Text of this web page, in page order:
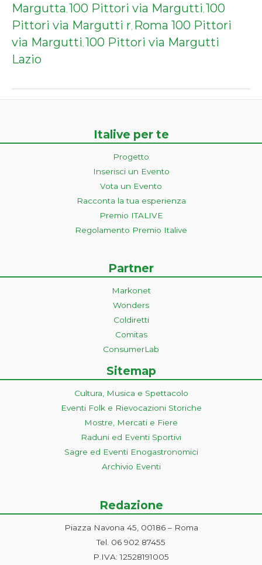
Margutta, 100 Pittori via Margutti, 100
Pittori via Margutti r, Roma 100 Pittori
via Margutti, 100 Pittori via Margutti
Lazio
Italive per te
Progetto
Inserisci un Evento
Vota un Evento
Racconta la tua esperienza
Premio ITALIVE
Regolamento Premio Italive
Partner
Markonet
Wonders
Coldiretti
Comitas
ConsumerLab
Sitemap
Cultura, Musica e Spettacolo
Eventi Folk e Rievocazioni Storiche
Mostre, Mercati e Fiere
Raduni ed Eventi Sportivi
Sagre ed Eventi Enogastronomici
Archivio Eventi
Redazione
Piazza Navona 45, 00186 – Roma
Tel. 06 902 87455
P.IVA: 12528191005